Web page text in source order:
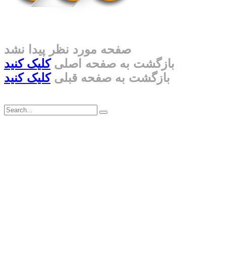
صفحه مورد نظر پیدا نشد
بازگشت به صفحه اصلیکلیک کنید
بازگشت به صفحه قبلیکلیک کنید